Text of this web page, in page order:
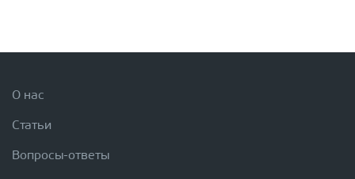
О нас
Статьи
Вопросы-ответы